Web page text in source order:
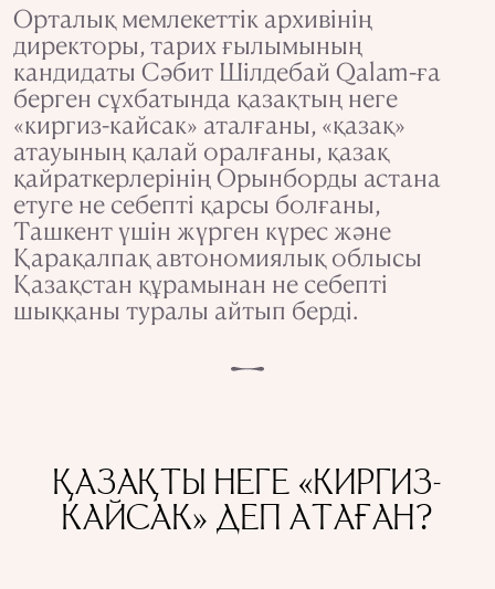
Орталық мемлекеттік архивінің
директоры, тарих ғылымының
кандидаты Сәбит Шілдебай Qalam-ға
берген сұхбатында қазақтың неге
«киргиз-кайсак» аталғаны, «қазақ»
атауының қалай оралғаны, қазақ
қайраткерлерінің Орынборды астана
етуге не себепті қарсы болғаны,
Ташкент үшін жүрген күрес және
Қарақалпақ автономиялық облысы
Қазақстан құрамынан не себепті
шыққаны туралы айтып берді.
ҚАЗАҚТЫ НЕГЕ «КИРГИЗ-
КАЙСАК» ДЕП АТАҒАН?